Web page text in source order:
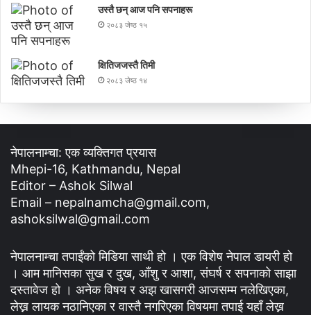
उस्तै छन् आज पनि सपनाहरू
२०८३ जेष्ठ १५
क्षितिजजस्तै तिमी
२०८३ जेष्ठ १४
नेपालनाम्चा: एक व्यक्तिगत प्रयास
Mhepi-16, Kathmandu, Nepal
Editor – Ashok Silwal
Email – nepalnamcha@gmail.com,
ashoksilwal@gmail.com
नेपालनाम्चा तपाईंको मिडिया साथी हो । एक विशेष नेपाल डायरी हो
। आम मानिसका सुख र दुख, आँशु र आशा, संघर्ष र सपनाको साझा
दस्तावेज हो । अनेक विषय र अझ खासगरी आजसम्म नलेखिएका,
लेख्न लायक नठानिएका र वास्तै नगरिएका विषयमा तपाई यहाँ लेख्न